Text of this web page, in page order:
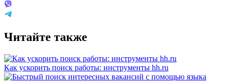
Читайте также
Как ускорить поиск работы: инструменты hh.ru